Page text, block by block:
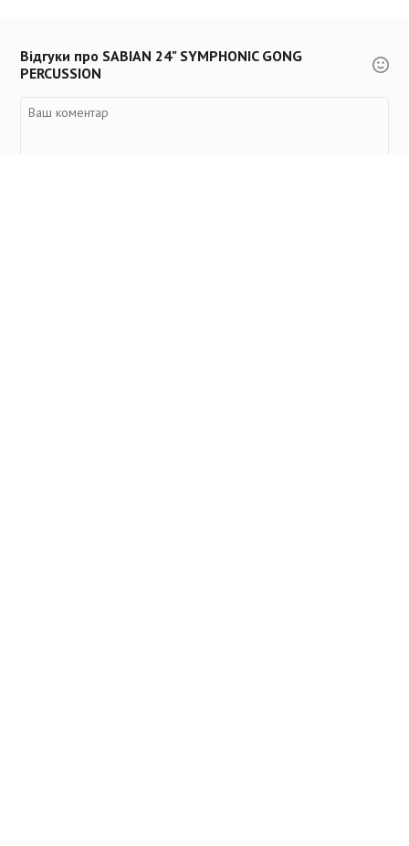
Відгуки про SABIAN 24" SYMPHONIC GONG
PERCUSSION